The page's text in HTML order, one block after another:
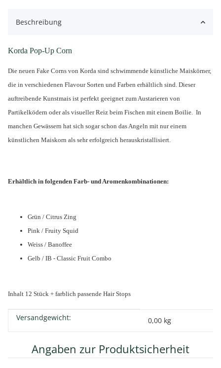
Beschreibung
Korda Pop-Up Corn
Die neuen Fake Corns von Korda sind schwimmende künstliche Maiskörner,
die in verschiedenen Flavour Sorten und Farben erhältlich sind. Dieser
auftreibende Kunstmais ist perfekt geeignet zum Austarieren von
Partikelködern oder als visueller Reiz beim Fischen mit einem Boilie. In
manchen Gewässern hat sich sogar schon das Angeln mit nur einem
künstlichen Maiskorn als sehr erfolgreich herauskristallisiert.
Erhältlich in folgenden Farb- und Aromenkombinationen:
Grün / Citrus Zing
Pink / Fruity Squid
Weiss / Banoffee
Gelb / IB - Classic Fruit Combo
Inhalt 12 Stück + farblich passende Hair Stops
Produkteigenschaft
Wert
Versandgewicht: 0,00 kg
Angaben zur Produktsicherheit